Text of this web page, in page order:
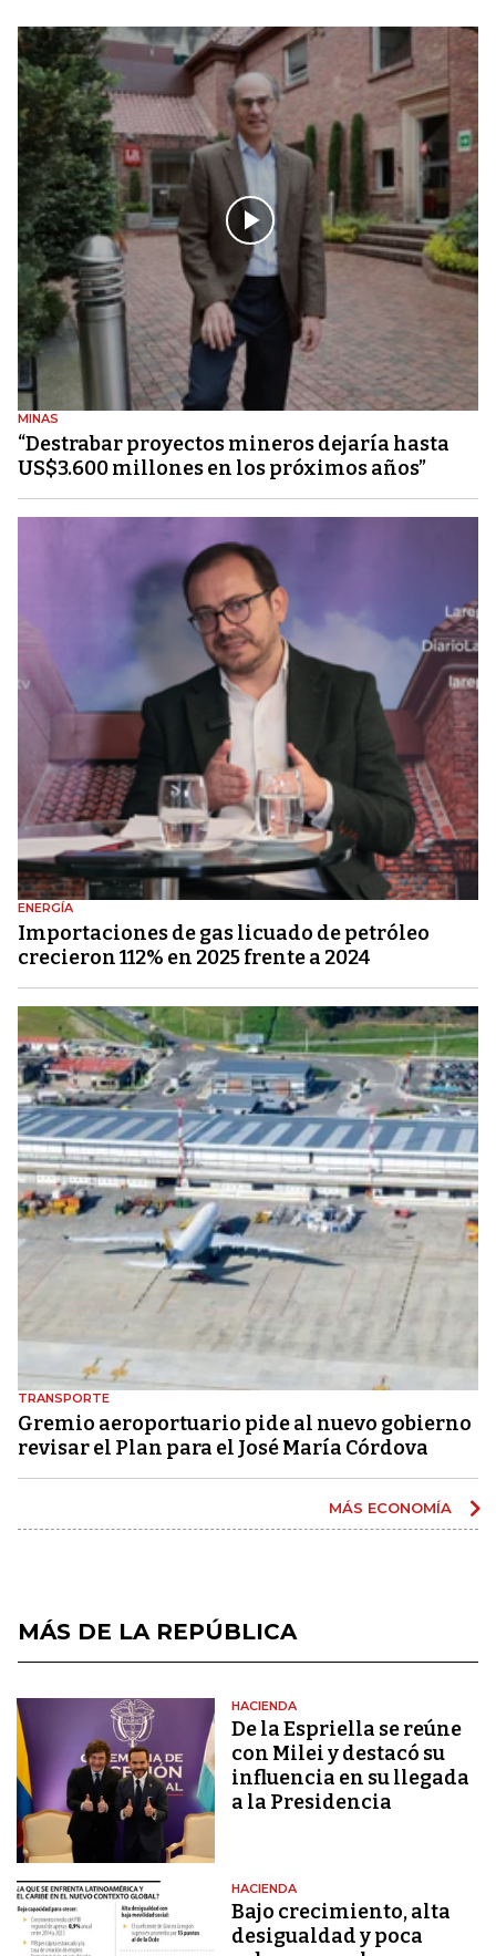
MINAS
“Destrabar proyectos mineros dejaría hasta
US$3.600 millones en los próximos años”
ENERGÍA
Importaciones de gas licuado de petróleo
crecieron 112% en 2025 frente a 2024
TRANSPORTE
Gremio aeroportuario pide al nuevo gobierno
revisar el Plan para el José María Córdova
MÁS ECONOMÍA
MÁS DE LA REPÚBLICA
HACIENDA
De la Espriella se reúne
con Milei y destacó su
influencia en su llegada
a la Presidencia
HACIENDA
Bajo crecimiento, alta
desigualdad y poca